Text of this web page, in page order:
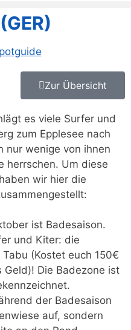
Zur Übersicht
es viele Surfer und
zum Epplesee nach
nur wenige von ihnen
herrschen. Um diese
wir hier die
ist Badesaison.
und Kiter: die
(Kostet euch 150€
Die Badezone ist
der Badesaison
auf, sondern